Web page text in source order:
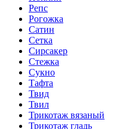
Репс
Рогожка
Сатин
Сетка
Сирсакер
Стежка
Сукно
Тафта
Твид
Твил
Трикотаж вязаный
Трикотаж гладь